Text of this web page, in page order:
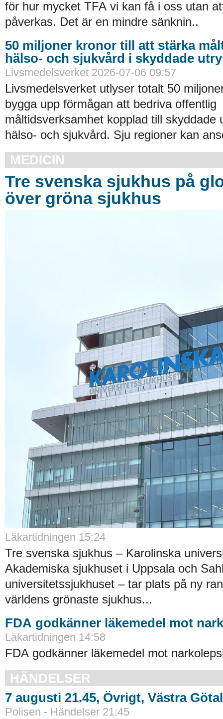
för hur mycket TFA vi kan få i oss utan
påverkas. Det är en mindre sänknin..
50 miljoner kronor till att stärka
hälso- och sjukvård i skyddade
Livsmedelsverket 2026-07-06 09:57
Livsmedelsverket utlyser totalt 50
bygga upp förmågan att bedriva offentlig
måltidsverksamhet kopplad till skyddade
hälso- och sjukvård. Sju regioner kan
MEDICIN
Tre svenska sjukhus på
över gröna sjukhus
Läkartidningen 15:24
Tre svenska sjukhus – Karolinska
Akademiska sjukhuset i Uppsala och
universitetssjukhuset – tar plats på ny
världens grönaste sjukhus...
FDA godkänner läkemedel mot
Läkartidningen 14:58
FDA godkänner läkemedel mot
HÄNDELSER
7 augusti 21.45, Övrigt, Västra
Polisen - Händelser 21:45